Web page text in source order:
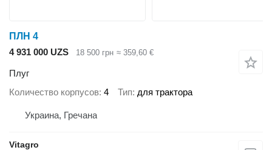
ПЛН 4
4 931 000 UZS
18 500 грн ≈ 359,60 €
Плуг
Количество корпусов 4 Тип для трактора
Украина, Гречана
Vitagro